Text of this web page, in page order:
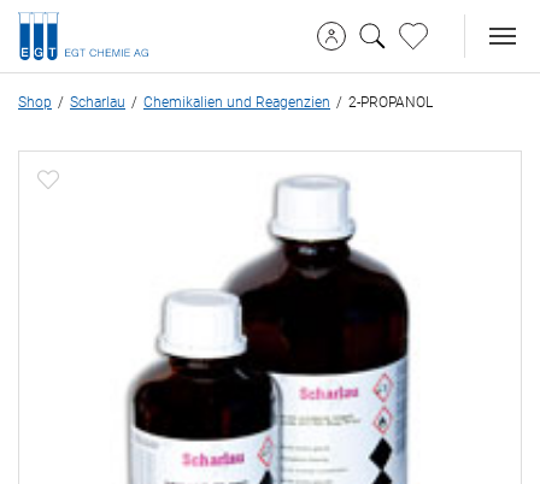
Shop Scharlau Chemikalien und Reagenzien 2-PROPANOL